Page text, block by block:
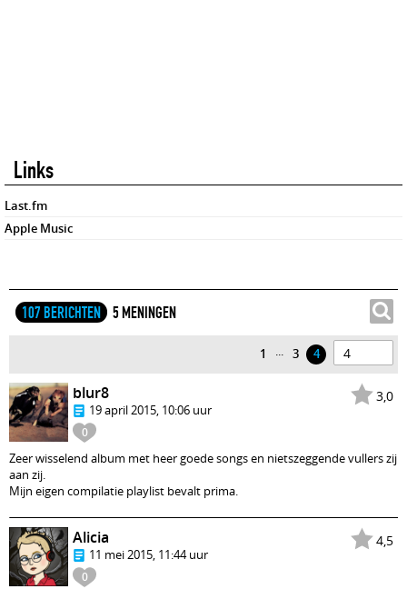
Links
Last.fm
Apple Music
107 BERICHTEN 5 MENINGEN
1 ... 3 4
3,0
0
blur8
19 april 2015, 10:06 uur
Zeer wisselend album met heer goede songs en nietszeggende vullers zij
aan zij.
Mijn eigen compilatie playlist bevalt prima.
4,5
0
Alicia
11 mei 2015, 11:44 uur